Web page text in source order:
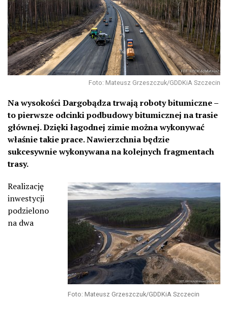
Foto: Mateusz Grzeszczuk/GDDKiA Szczecin
Na wysokości Dargobądza trwają roboty bitumiczne –
to pierwsze odcinki podbudowy bitumicznej na trasie
głównej. Dzięki łagodnej zimie można wykonywać
właśnie takie prace. Nawierzchnia będzie
sukcesywnie wykonywana na kolejnych fragmentach
trasy.
Foto: Mateusz Grzeszczuk/GDDKiA Szczecin
Realizację
inwestycji
podzielono
na dwa